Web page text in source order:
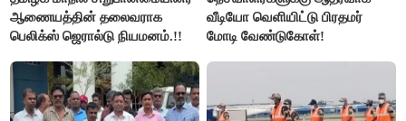
ஆணையத்தின் தலைவராக
பெலிக்ஸ் ஜெரால்டு நியமனம்.!!
வீடியோ வெளியிட்டு பிரதமர்
மோடி வேண்டுகோள்!